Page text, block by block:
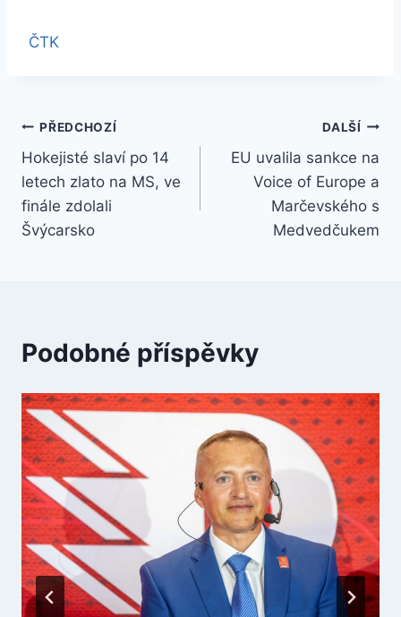
ČTK
Navigace
pro
příspěvek
PŘEDCHOZÍ
Hokejisté slaví po 14
letech zlato na MS, ve
finále zdolali
Švýcarsko
DALŠÍ
EU uvalila sankce na
Voice of Europe a
Marčevského s
Medvedčukem
Podobné příspěvky